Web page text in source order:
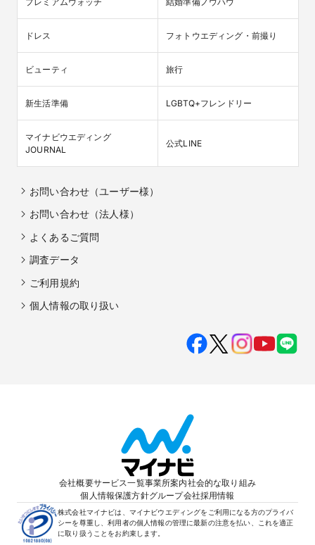
ドレス フォトウエディング・前撮り
ビューティ 旅行
新生活準備 LGBTQ+フレンドリー
マイナビウエディング
JOURNAL
公式LINE
お問い合わせ（ユーザー様）
お問い合わせ（法人様）
よくあるご質問
調査データ
ご利用規約
個人情報の取り扱い
会社概要サービス一覧事業所案内社会的な取り組み
個人情報保護方針グループ会社採用情報
株式会社マイナビは、マイナビウエディングをご利用になる方のプライバ
シーを尊重し、利用者の個人情報の管理に最新の注意を払い、これを適正
に取り扱うことをお約束します。